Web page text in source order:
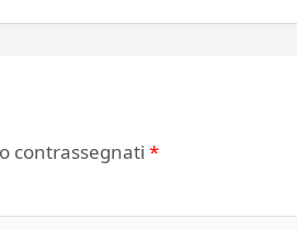
contrassegnati *